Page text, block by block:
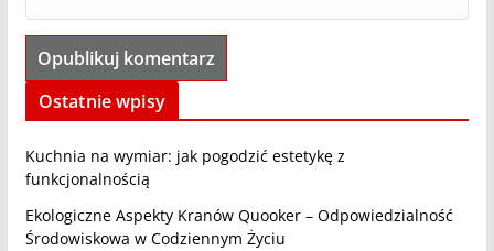
Ostatnie wpisy
Kuchnia na wymiar: jak pogodzić estetykę z
funkcjonalnością
Ekologiczne Aspekty Kranów Quooker – Odpowiedzialność
Środowiskowa w Codziennym Życiu